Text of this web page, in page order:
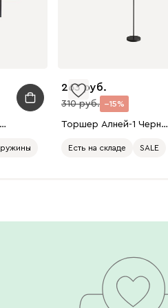
Бежевый Вишневый
Пуф Мисл Велюр Бордовый
263
310 15
Торшер Алней-1 Черный
Есть на складе SALE